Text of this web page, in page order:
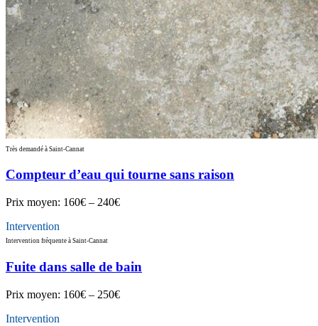
Très demandé à Saint-Cannat
Compteur d’eau qui tourne sans raison
Prix moyen: 160€ – 240€
Intervention
Intervention fréquente à Saint-Cannat
Fuite dans salle de bain
Prix moyen: 160€ – 250€
Intervention